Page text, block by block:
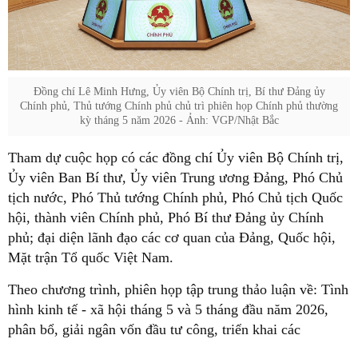
Đồng chí Lê Minh Hưng, Ủy viên Bộ Chính trị, Bí thư Đảng ủy
Chính phủ, Thủ tướng Chính phủ chủ trì phiên họp Chính phủ thường
kỳ tháng 5 năm 2026 - Ảnh: VGP/Nhật Bắc
Tham dự cuộc họp có các đồng chí Ủy viên Bộ Chính trị,
Ủy viên Ban Bí thư, Ủy viên Trung ương Đảng, Phó Chủ
tịch nước, Phó Thủ tướng Chính phủ, Phó Chủ tịch Quốc
hội, thành viên Chính phủ, Phó Bí thư Đảng ủy Chính
phủ; đại diện lãnh đạo các cơ quan của Đảng, Quốc hội,
Mặt trận Tổ quốc Việt Nam.
Theo chương trình, phiên họp tập trung thảo luận về: Tình
hình kinh tế - xã hội tháng 5 và 5 tháng đầu năm 2026,
phân bổ, giải ngân vốn đầu tư công, triển khai các